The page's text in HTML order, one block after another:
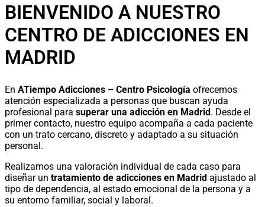
BIENVENIDO A NUESTRO
CENTRO DE ADICCIONES EN
MADRID
En ATiempo Adicciones – Centro Psicología ofrecemos
atención especializada a personas que buscan ayuda
profesional para superar una adicción en Madrid . Desde el
primer contacto, nuestro equipo acompaña a cada paciente
con un trato cercano, discreto y adaptado a su situación
personal.
Realizamos una valoración individual de cada caso para
diseñar un tratamiento de adicciones en Madrid ajustado al
tipo de dependencia, al estado emocional de la persona y a
su entorno familiar, social y laboral.